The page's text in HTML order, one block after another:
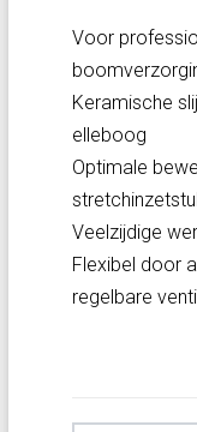
Voor
Keramische
elleboog
Optimale
Veelzijdige
Flexibel door
regelbare